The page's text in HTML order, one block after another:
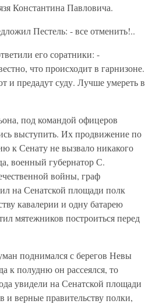
Константина Павловича.
Пестель: - все отменить!..
его соратники: -
что происходит в гарнизоне.
и предадут суду. Лучше умереть в
под командой офицеров
выступить. Их продвижение по
к Сенату не вызвало никакого
военный губернатор С.
войны, граф
на Сенатской площади полк
кавалерии и одну батарею
мятежников построиться перед
поднимался с берегов Невы
к полудню он рассеялся, то
увидели на Сенатской площади
и верные правительству полки,